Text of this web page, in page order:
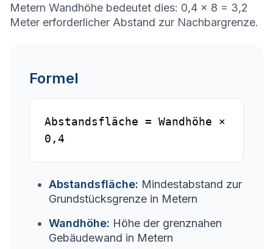
Metern Wandhöhe bedeutet dies: 0,4 × 8 = 3,2
Meter erforderlicher Abstand zur Nachbargrenze.
Formel
Abstandsfläche = Wandhöhe ×
0,4
Abstandsfläche: Mindestabstand zur
Grundstücksgrenze in Metern
Wandhöhe: Höhe der grenznahen
Gebäudewand in Metern